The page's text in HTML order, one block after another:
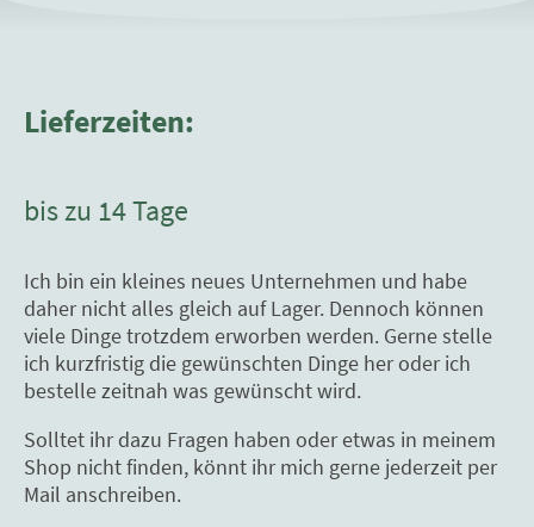
Lieferzeiten:
bis zu 14 Tage
Ich bin ein kleines neues Unternehmen und habe
daher nicht alles gleich auf Lager. Dennoch können
viele Dinge trotzdem erworben werden. Gerne stelle
ich kurzfristig die gewünschten Dinge her oder ich
bestelle zeitnah was gewünscht wird.
Solltet ihr dazu Fragen haben oder etwas in meinem
Shop nicht finden, könnt ihr mich gerne jederzeit per
Mail anschreiben.